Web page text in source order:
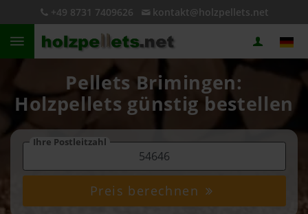
+49 8731 7409626 kontakt@holzpellets.net
Pellets Brimingen:
Holzpellets günstig bestellen
Ihre Postleitzahl
Preis berechnen